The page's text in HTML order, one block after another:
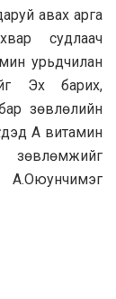
авах арга
судлаач
урьдчилан
Эх барих,
зөвлөлийн
А витамин
зөвлөмжийг